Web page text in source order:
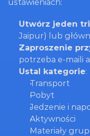
ustawieniach:
Utwórz jeden
Jaipur) lub
Zaproszenie
potrzeba e-maili
Ustal kategorie:
Transport
Pobyt
Jedzenie i
Aktywności
Materiały